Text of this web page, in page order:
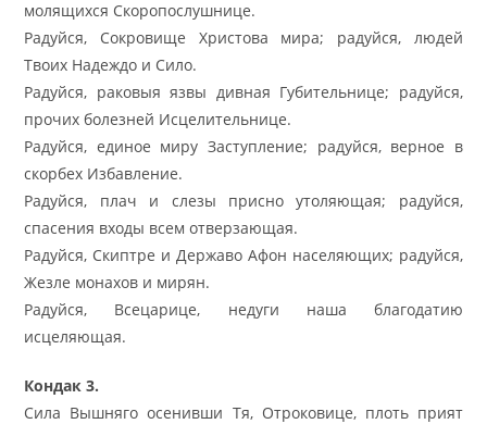
молящихся Скоропослушнице.
Радуйся, Сокровище Христова мира; радуйся, людей
Твоих Надеждо и Сило.
Радуйся, раковыя язвы дивная Губительнице; радуйся,
прочих болезней Исцелительнице.
Радуйся, единое миру Заступление; радуйся, верное в
скорбех Избавление.
Радуйся, плач и слезы присно утоляющая; радуйся,
спасения входы всем отверзающая.
Радуйся, Скиптре и Державо Афон населяющих; радуйся,
Жезле монахов и мирян.
Радуйся, Всецарице, недуги наша благодатию
исцеляющая.
Кондак 3.
Сила Вышняго осенивши Тя, Отроковице, плоть прият